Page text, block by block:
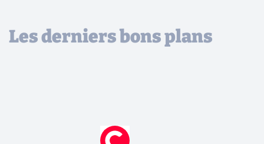
Les derniers bons plans